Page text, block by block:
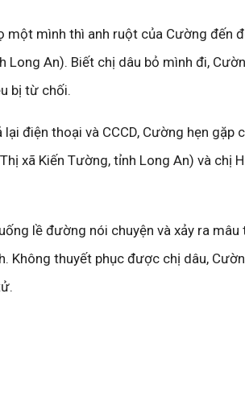
mình thì anh ruột của Cường đến
Long An). Biết chị dâu bỏ mình đi,
bị từ chối.
điện thoại và CCCD, Cường hẹn gặp
xã Kiến Tường, tỉnh Long An) và chị
lề đường nói chuyện và xảy ra mâu
Không thuyết phục được chị dâu,